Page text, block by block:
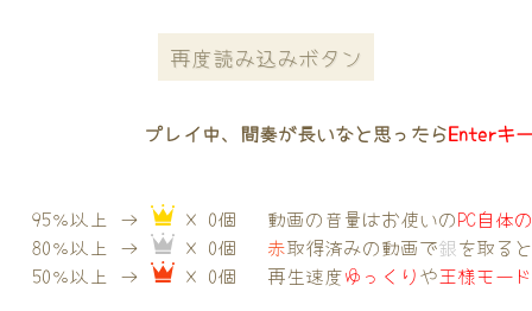
再度読み込みボタン
プレイ中、間奏が長いなと思ったらEnterキ
95％以上 →
× 0個
80％以上 →
× 0個
50％以上 →
× 0個
動画の音量はお使いのPC自体
赤取得済みの動画で銀を取る
再生速度ゆっくりや王様モー